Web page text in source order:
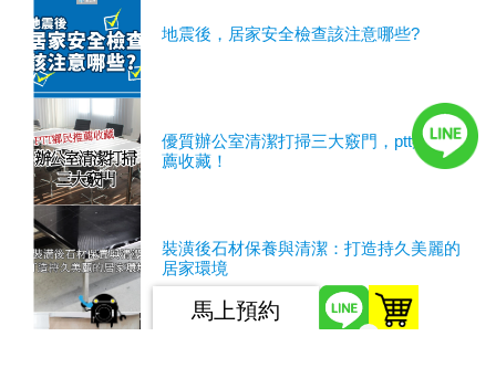
地震後，居家安全檢查該注意哪些?
優質辦公室清潔打掃三大竅門，ptt鄉民推
薦收藏！
裝潢後石材保養與清潔：打造持久美麗的
居家環境
馬上預約